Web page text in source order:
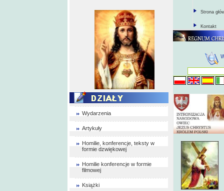
Wydarzenia
Artykuły
Homilie, konferencje, teksty w
formie dzwiękowej
Homilie konferencje w formie
filmowej
Książki
Strona
Kontakt